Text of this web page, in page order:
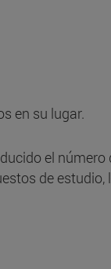
en su lugar.
el número
de